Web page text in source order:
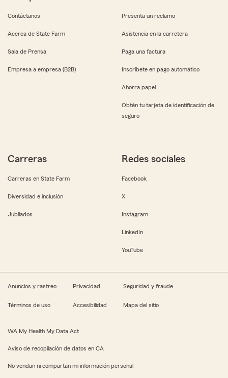
Contáctanos
Acerca de State Farm
Sala de Prensa
Empresa a empresa (B2B)
Presenta un reclamo
Asistencia en la carretera
Paga una factura
Inscríbete en pago automático
Ahorra papel
Obtén tu tarjeta de identificación de
seguro
Carreras
Carreras en State Farm
Diversidad e inclusión
Jubilados
Redes sociales
Facebook
X
Instagram
LinkedIn
YouTube
Anuncios y rastreo Privacidad Seguridad y fraude
Términos de uso Accesibilidad Mapa del sitio
WA My Health My Data Act
Aviso de recopilación de datos en CA
No vendan ni compartan mi información personal